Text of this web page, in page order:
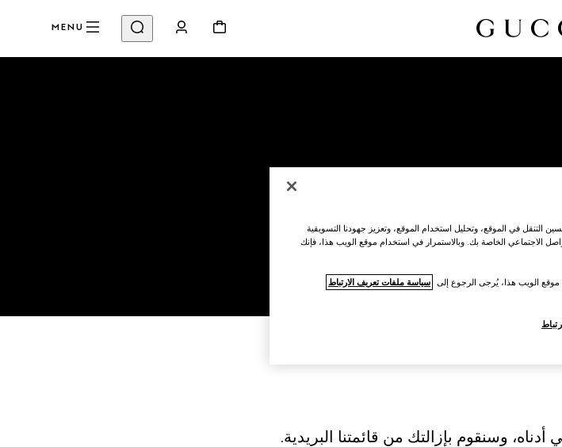
MENU
الاشتراك
وسنقوم بإزالتك من قائمتنا البريدية.
التنقل في الموقع، وتحليل استخدام الموقع، وتعزيز جهودنا التسويقية
الاجتماعي الخاصة بك. وبالاستمرار في استخدام موقع الويب هذا، فإنك
موقع الويب هذا، يُرجى الرجوع إلى سياسة ملفات تعريف الارتباط